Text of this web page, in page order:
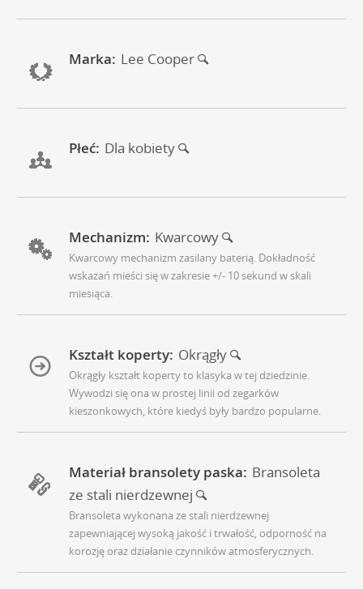
Marka: Lee Cooper
Płeć: Dla kobiety
Mechanizm: Kwarcowy
Kwarcowy mechanizm zasilany baterią. Dokładność
wskazań mieści się w zakresie +/- 10 sekund w skali
miesiąca.
Kształt koperty: Okrągły
Okrągły kształt koperty to klasyka w tej dziedzinie.
Wywodzi się ona w prostej linii od zegarków
kieszonkowych, które kiedyś były bardzo popularne.
Materiał bransolety paska: Bransoleta
ze stali nierdzewnej
Bransoleta wykonana ze stali nierdzewnej
zapewniającej wysoką jakość i trwałość, odporność na
korozję oraz działanie czynników atmosferycznych.